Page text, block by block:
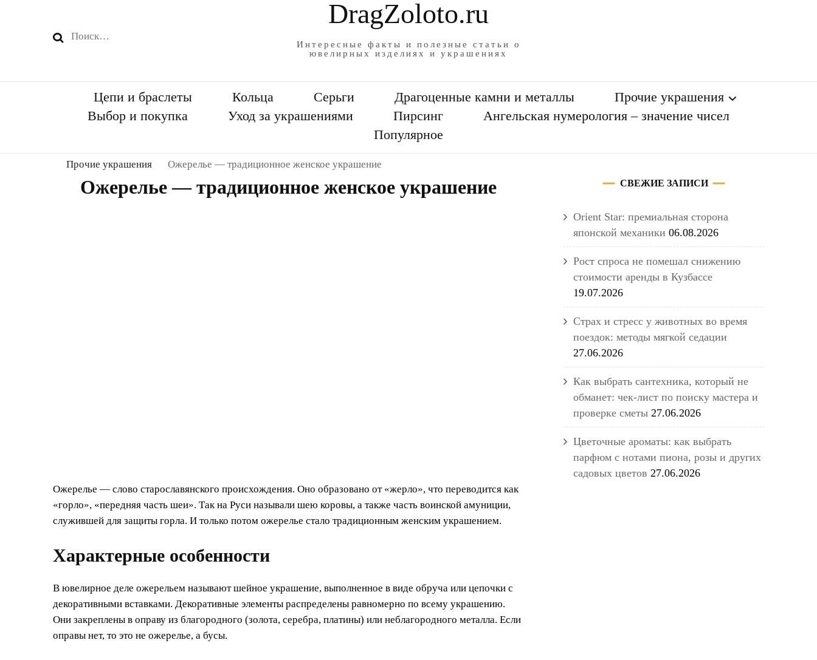
Найти:
DragZoloto.ru
Интересные факты и полезные статьи о
ювелирных изделиях и украшениях
Цепи и браслеты Кольца Серьги Драгоценные камни и металлы Прочие украшения
Выбор и покупка Уход за украшениями Пирсинг
Ангельская нумерология – значение чисел
Популярное
Прочие украшения Ожерелье — традиционное женское украшение
Ожерелье — традиционное женское украшение
Ожерелье — слово старославянского происхождения. Оно образовано от «жерло», что переводится как
«горло», «передняя часть шеи». Так на Руси называли шею коровы, а также часть воинской амуниции,
служившей для защиты горла. И только потом ожерелье стало традиционным женским украшением.
Характерные особенности
В ювелирное деле ожерельем называют шейное украшение, выполненное в виде обруча или цепочки с
декоративными вставками. Декоративные элементы распределены равномерно по всему украшению.
Они закреплены в оправу из благородного (золота, серебра, платины) или неблагородного металла. Если
оправы нет, то это не ожерелье, а бусы.
СВЕЖИЕ ЗАПИСИ
Orient Star: премиальная сторона
японской механики 06.08.2026
Рост спроса не помешал снижению
стоимости аренды в Кузбассе
19.07.2026
Страх и стресс у животных во время
поездок: методы мягкой седации
27.06.2026
Как выбрать сантехника, который не
обманет: чек-лист по поиску мастера и
проверке сметы 27.06.2026
Цветочные ароматы: как выбрать
парфюм с нотами пиона, розы и других
садовых цветов 27.06.2026